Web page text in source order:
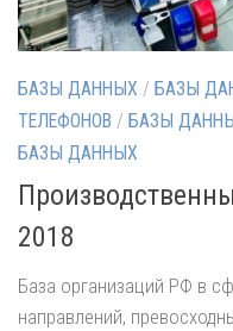
БАЗЫ ДАННЫХ / БАЗЫ
ТЕЛЕФОНОВ / БАЗЫ
БАЗЫ ДАННЫХ
2018
База организаций РФ в
направлений,